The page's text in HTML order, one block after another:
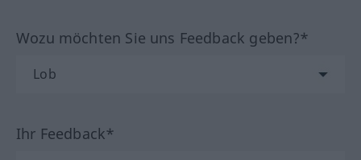
Wozu möchten Sie uns Feedback geben?*
Ihr Feedback*